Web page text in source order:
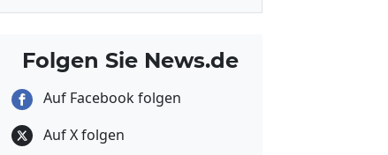
Folgen Sie News.de
Auf Facebook folgen
Auf X folgen